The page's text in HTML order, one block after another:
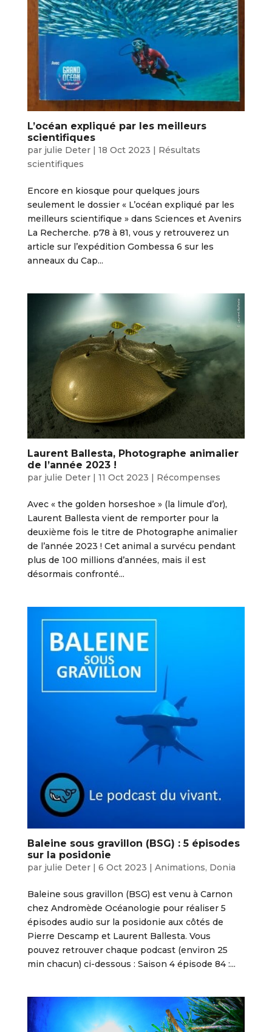
L’océan expliqué par les meilleurs
scientifiques
par julie Deter| 18 Oct 2023 | Résultats
scientifiques
Encore en kiosque pour quelques jours
seulement le dossier « L’océan expliqué par les
meilleurs scientifique » dans Sciences et Avenirs
La Recherche. p78 à 81, vous y retrouverez un
article sur l’expédition Gombessa 6 sur les
anneaux du Cap...
Laurent Ballesta, Photographe animalier
de l’année 2023 !
par julie Deter| 11 Oct 2023 | Récompenses
Avec « the golden horseshoe » (la limule d’or),
Laurent Ballesta vient de remporter pour la
deuxième fois le titre de Photographe animalier
de l’année 2023 ! Cet animal a survécu pendant
plus de 100 millions d’années, mais il est
désormais confronté...
Baleine sous gravillon (BSG) : 5 épisodes
sur la posidonie
par julie Deter| 6 Oct 2023 | Animations, Donia
Baleine sous gravillon (BSG) est venu à Carnon
chez Andromède Océanologie pour réaliser 5
épisodes audio sur la posidonie aux côtés de
Pierre Descamp et Laurent Ballesta. Vous
pouvez retrouver chaque podcast (environ 25
min chacun) ci-dessous : Saison 4 épisode 84 :...